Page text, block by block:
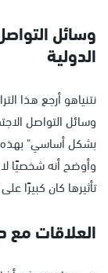
وسائل
الدولية
نتنياهو أرجع هذا
وسائل التواصل
بشكل أساسي" بهذه
وأوضح أنه شخصيًا
تأثيرها كان كبيرًا
العلاقات مع